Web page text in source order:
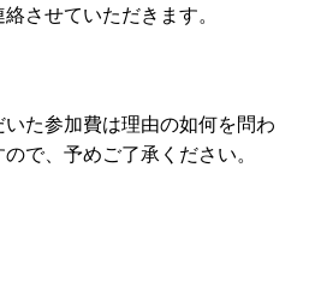
させていただきます。
た参加費は理由の如何を問わ
で、予めご了承ください。